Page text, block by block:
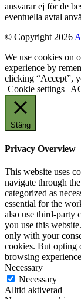
ansvarar ej för de
eventuella avtal
© Copyright 2026
We use cookies on
experience by
clicking “Accept”,
Cookie settings
Stäng
Privacy Overview
This website uses
navigate through
categorized as
essential for the
also use third-party
you use this
only with your
cookies. But opting
browsing
Necessary
Necessary
Alltid aktiverad